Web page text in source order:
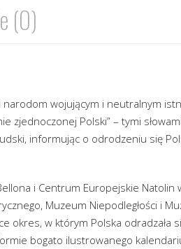
(0)
narodom wojującym i neutralnym
zjednoczonej Polski” – tymi
informując o odrodzeniu się
i Centrum Europejskie Natolin
Muzeum Niepodległości i
okres, w którym Polska odradzała
bogato ilustrowanego